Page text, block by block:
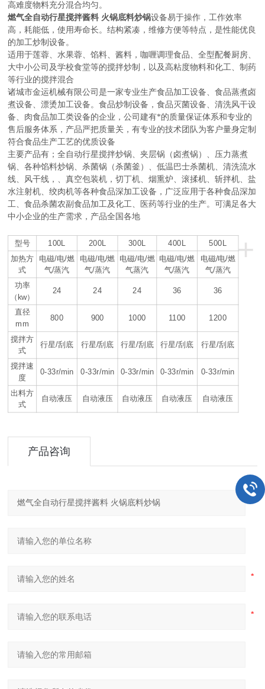
高难度物料充分混合均匀。
燃气全自动行星搅拌酱料 火锅底料炒锅设备易于操作，工作效率
高，耗能低，使用寿命长。结构紧凑，维修方便等特点，是性能优良
的加工炒制设备。
适用于莲蓉、水果蓉、馅料、酱料，咖喱调理食品、全型配餐厨房、
大中小公司及学校食堂等的搅拌炒制，以及高粘度物料和化工、制药
等行业的搅拌混合
诸城市金运机械有限公司是一家专业生产食品加工设备、食品蒸煮卤
煮设备、漂烫加工设备。食品炒制设备，食品灭菌设备、清洗风干设
备、肉食品加工类设备的企业，公司建有*的质量保证体系和专业的
售后服务体系，产品严把质量关，有专业的技术团队为客户量身定制
符合食品生产工艺的优质设备
主要产品有；全自动行星搅拌炒锅、夹层锅（卤煮锅）、压力蒸煮
锅、各种馅料炒锅、杀菌锅（杀菌釜）、低温巴士杀菌机、清洗流水
线、风干线，、真空包装机，切丁机、烟熏炉、滚揉机、斩拌机、盐
水注射机、绞肉机等各种食品深加工设备，广泛应用于各种食品深加
工、食品杀菌农副食品加工及化工、医药等行业的生产。可满足各大
中小企业的生产需求，产品全国各地
+
型号 100L 200L 300L 400L 500L
加热方
式
电磁/电/燃
气/蒸汽
电磁/电/燃
气/蒸汽
电磁/电/燃
气蒸汽
电磁/电/燃
气/蒸汽
电磁/电/燃
气/蒸汽
功率
（ kw）
24 24 24 36 36
直径
mm
800 900 1000 1100 1200
搅拌方
式
行星/刮底 行星/刮底 行星/刮底 行星/刮底 行星/刮底
搅拌速
度
0-33r/min 0-33r/min 0-33r/min 0-33r/min 0-33r/min
出料方
式
自动液压 自动液压 自动液压 自动液压 自动液压
产品咨询